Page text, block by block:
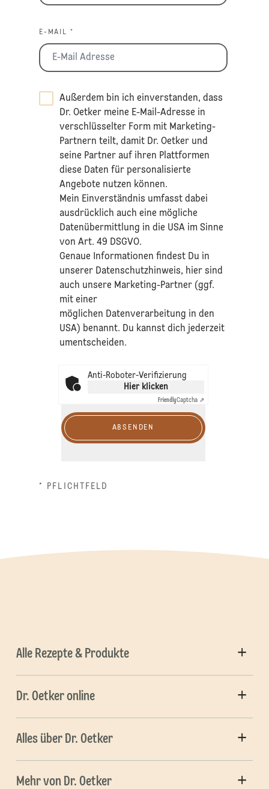
E-MAIL *
Außerdem bin ich einverstanden, dass
Dr. Oetker meine E-Mail-Adresse in
verschlüsselter Form mit Marketing-
Partnern teilt, damit Dr. Oetker und
seine Partner auf ihren Plattformen
diese Daten für personalisierte
Angebote nutzen können.
Mein Einverständnis umfasst dabei
ausdrücklich auch eine mögliche
Datenübermittlung in die USA im Sinne
von Art. 49 DSGVO.​
​Genaue Informationen findest Du in
unserer Datenschutzhinweis, hier sind
auch unsere Marketing-Partner (ggf.
mit einer
möglichen Datenverarbeitung in den
USA) benannt. Du kannst dich jederzeit
umentscheiden.
Anti-Roboter-Verifizierung
Hier klicken
FriendlyCaptcha ⇗
ABSENDEN
* PFLICHTFELD
Alle Rezepte & Produkte
Dr. Oetker online
Alles über Dr. Oetker
Mehr von Dr. Oetker